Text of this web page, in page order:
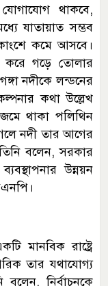
যোগাযোগ থাকবে,
যাতায়াত সম্ভব
কমে আসবে।
করে গড়ে তোলার
নদীকে লন্ডনের
কথা উল্লেখ
থাকা পলিথিন
নদী তার আগের
বলেন, সরকার
উন্নয়ন
মানবিক রাষ্ট্রে
তার যথাযোগ্য
বলেন, নির্বাচনকে